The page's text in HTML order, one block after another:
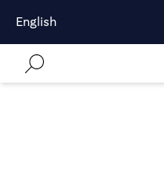
English